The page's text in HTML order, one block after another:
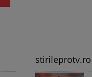
stirileprotv.ro